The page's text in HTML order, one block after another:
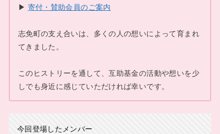
▶ 寄付・賛助会員のご案内
志免町の支え合いは、多くの人の想いによって育まれ
てきました。
このヒストリーを通して、互助基金の活動や想いを少
しでも身近に感じていただければ幸いです。
今回登場したメンバー